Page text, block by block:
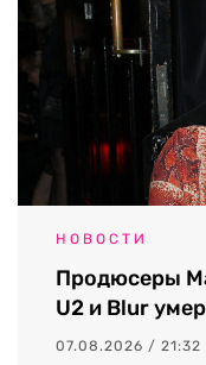
НОВОСТИ
Продюсеры
U2 и Blur
07.08.2026 / 21:32